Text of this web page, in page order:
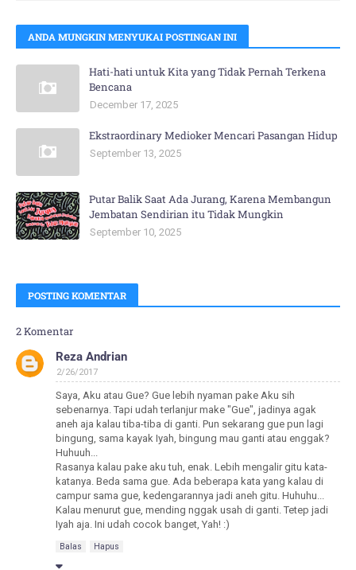
ANDA MUNGKIN MENYUKAI POSTINGAN INI
Hati-hati untuk Kita yang Tidak Pernah Terkena
Bencana
December 17, 2025
Ekstraordinary Medioker Mencari Pasangan Hidup
September 13, 2025
Putar Balik Saat Ada Jurang, Karena Membangun
Jembatan Sendirian itu Tidak Mungkin
September 10, 2025
POSTING KOMENTAR
2 Komentar
Reza Andrian
2/26/2017
Saya, Aku atau Gue? Gue lebih nyaman pake Aku sih
sebenarnya. Tapi udah terlanjur make "Gue", jadinya agak
aneh aja kalau tiba-tiba di ganti. Pun sekarang gue pun lagi
bingung, sama kayak Iyah, bingung mau ganti atau enggak?
Huhuuh...
Rasanya kalau pake aku tuh, enak. Lebih mengalir gitu kata-
katanya. Beda sama gue. Ada beberapa kata yang kalau di
campur sama gue, kedengarannya jadi aneh gitu. Huhuhu...
Kalau menurut gue, mending nggak usah di ganti. Tetep jadi
Iyah aja. Ini udah cocok banget, Yah! :)
Balas Hapus